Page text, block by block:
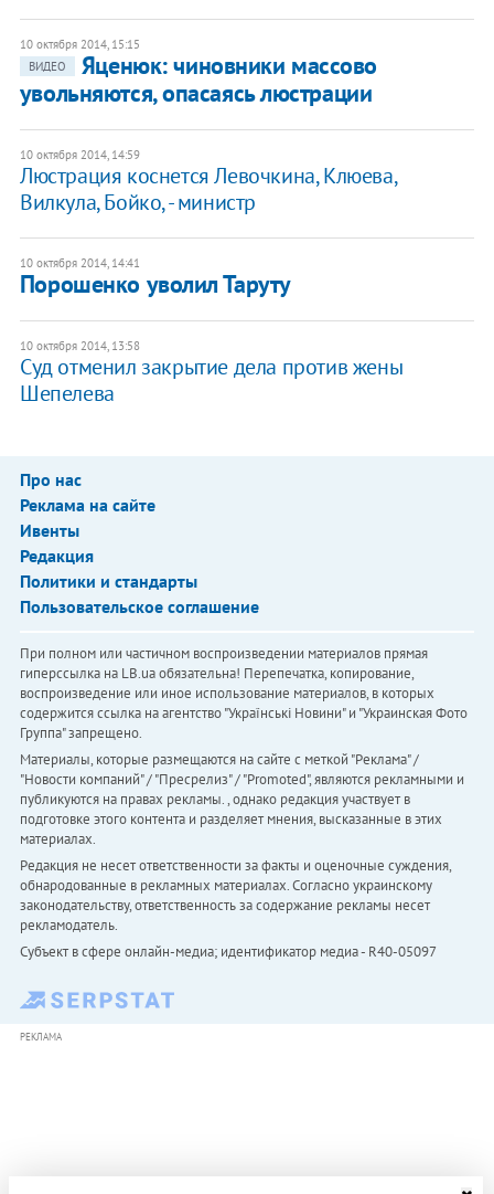
10 октября 2014, 15:15
ВИДЕО
Яценюк: чиновники массово
увольняются, опасаясь люстрации
10 октября 2014, 14:59
Люстрация коснется Левочкина, Клюева,
Вилкула, Бойко, - министр
10 октября 2014, 14:41
Порошенко уволил Таруту
10 октября 2014, 13:58
Суд отменил закрытие дела против жены
Шепелева
Про нас
Реклама на сайте
Ивенты
Редакция
Политики и стандарты
Пользовательское соглашение
При полном или частичном воспроизведении материалов прямая
гиперссылка на LB.ua обязательна! Перепечатка, копирование,
воспроизведение или иное использование материалов, в которых
содержится ссылка на агентство "Українськi Новини" и "Украинская Фото
Группа" запрещено.
Материалы, которые размещаются на сайте с меткой "Реклама" /
"Новости компаний" / "Пресрелиз" / "Promoted", являются рекламными и
публикуются на правах рекламы. , однако редакция участвует в
подготовке этого контента и разделяет мнения, высказанные в этих
материалах.
Редакция не несет ответственности за факты и оценочные суждения,
обнародованные в рекламных материалах. Согласно украинскому
законодательству, ответственность за содержание рекламы несет
рекламодатель.
Субъект в сфере онлайн-медиа; идентификатор медиа - R40-05097
РЕКЛАМА